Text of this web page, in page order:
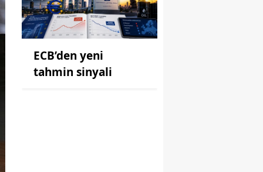
ECB’den yeni
tahmin sinyali